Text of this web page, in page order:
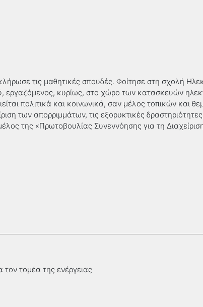
τις μαθητικές σπουδές. Φοίτησε στη σχολή
κυρίως, στο χώρο των κατασκευών
πολιτικά και κοινωνικά, σαν μέλος τοπικών και
των απορριμμάτων, τις εξορυκτικές
της «Πρωτοβουλίας Συνεννόησης για τη
τον τομέα της ενέργειας